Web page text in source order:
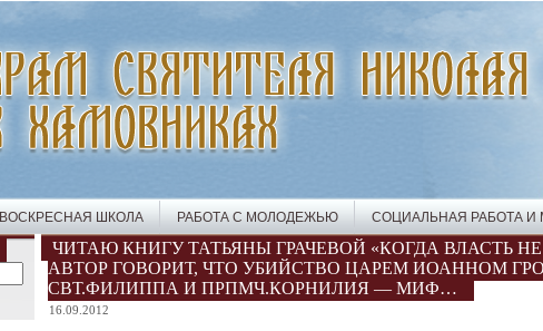
ВОСКРЕСНАЯ ШКОЛА РАБОТА С МОЛОДЕЖЬЮ СОЦИАЛЬНАЯ РАБОТА И
ЧИТАЮ КНИГУ ТАТЬЯНЫ ГРАЧЕВОЙ «КОГДА ВЛАСТЬ НЕ
АВТОР ГОВОРИТ, ЧТО УБИЙСТВО ЦАРЕМ ИОАННОМ
СВТ.ФИЛИППА И ПРПМЧ.КОРНИЛИЯ — МИФ…
16.09.2012